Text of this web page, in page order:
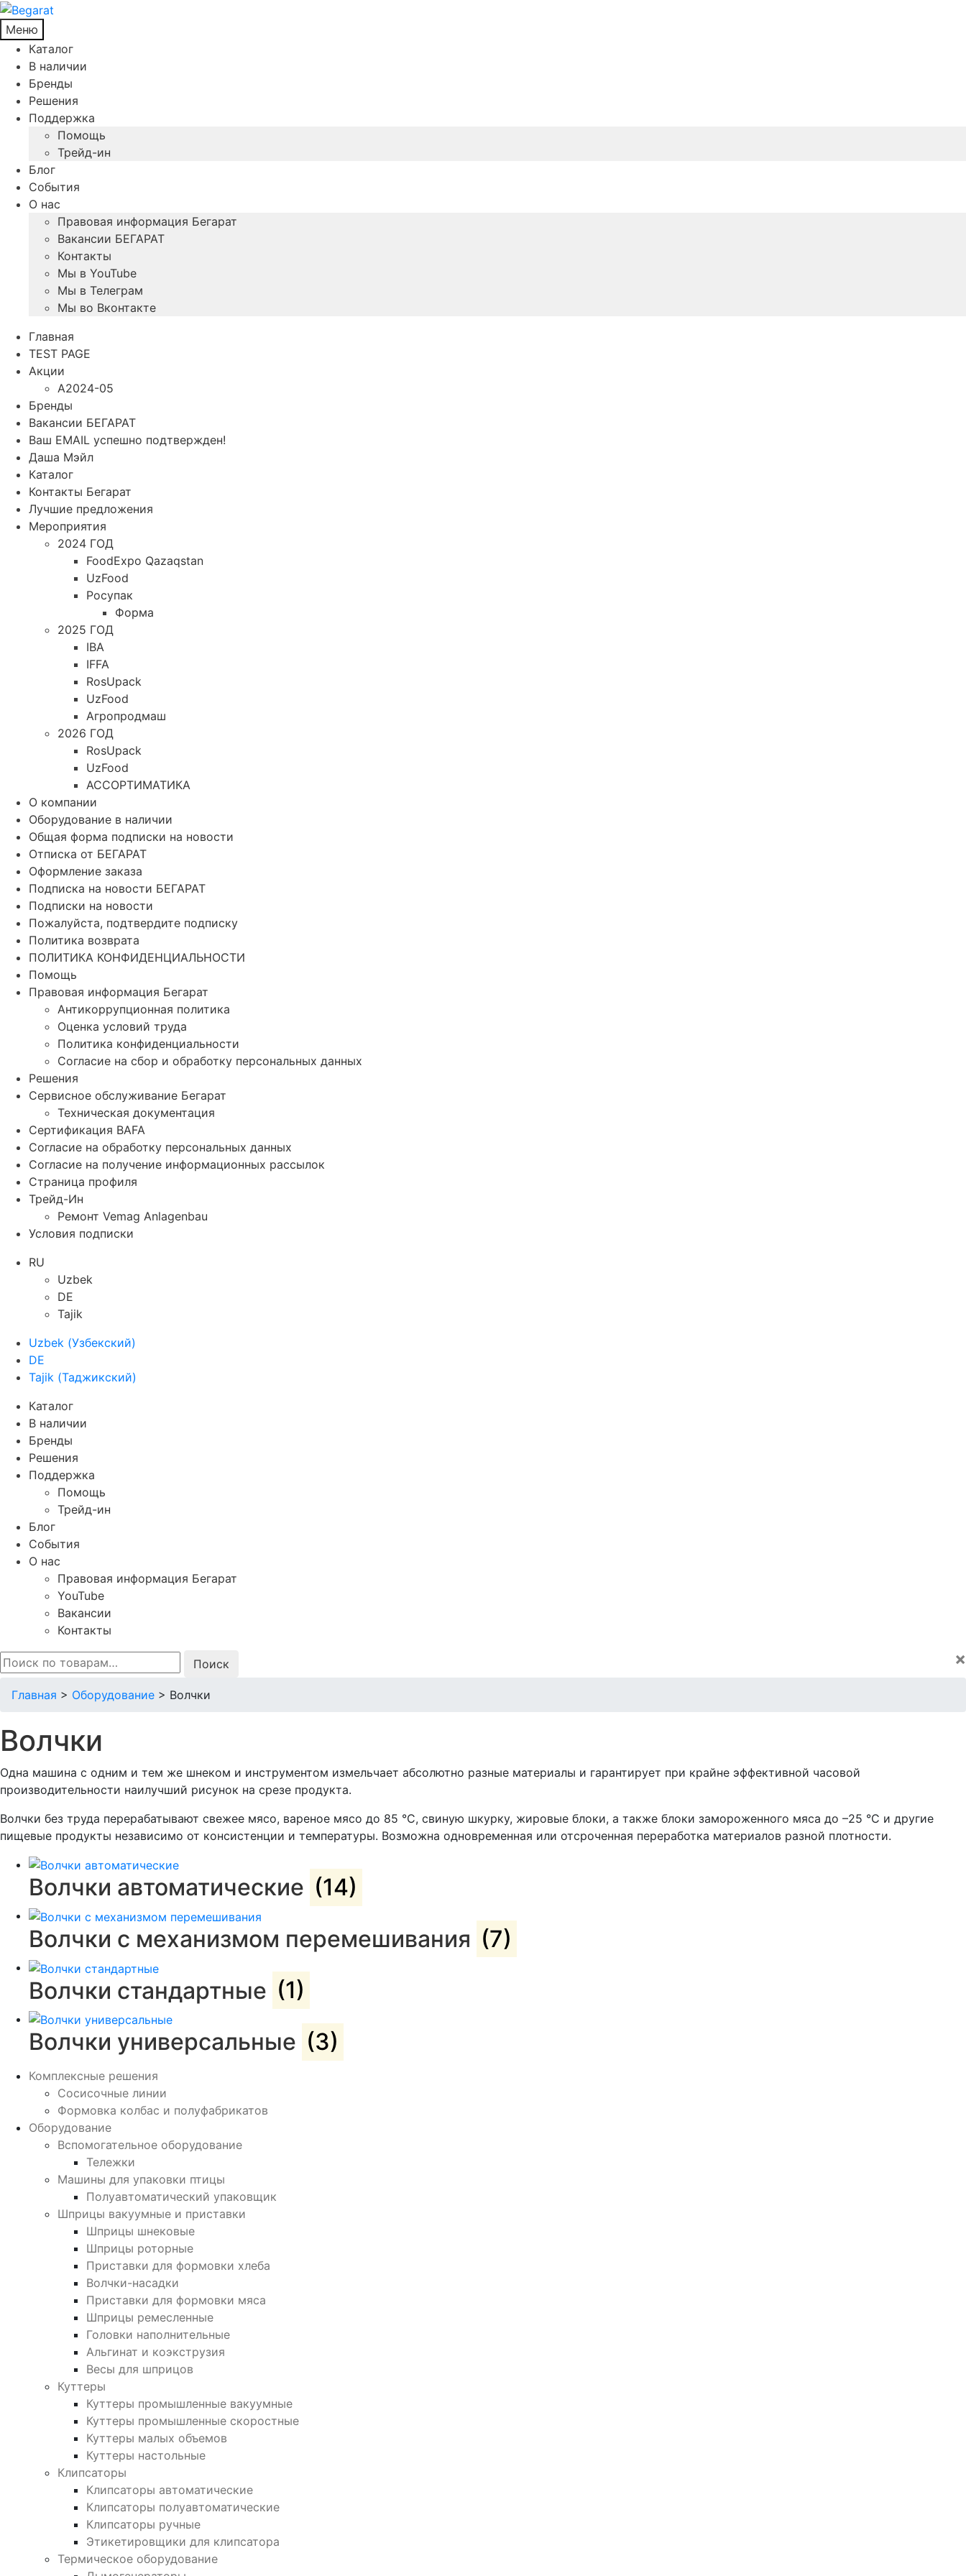
Меню
Каталог
В наличии
Бренды
Решения
Поддержка
Помощь
Трейд-ин
Блог
События
О нас
Правовая информация Бегарат
Вакансии БЕГАРАТ
Контакты
Мы в YouTube
Мы в Телеграм
Мы во Вконтакте
Главная
TEST PAGE
Акции
A2024-05
Бренды
Вакансии БЕГАРАТ
Ваш EMAIL успешно подтвержден!
Даша Мэйл
Каталог
Контакты Бегарат
Лучшие предложения
Мероприятия
2024 ГОД
FoodExpo Qazaqstan
UzFood
Росупак
Форма
2025 ГОД
IBA
IFFA
RosUpack
UzFood
Агропродмаш
2026 ГОД
RosUpack
UzFood
АССОРТИМАТИКА
О компании
Оборудование в наличии
Общая форма подписки на новости
Отписка от БЕГАРАТ
Оформление заказа
Подписка на новости БЕГАРАТ
Подписки на новости
Пожалуйста, подтвердите подписку
Политика возврата
ПОЛИТИКА КОНФИДЕНЦИАЛЬНОСТИ
Помощь
Правовая информация Бегарат
Антикоррупционная политика
Оценка условий труда
Политика конфиденциальности
Согласие на сбор и обработку персональных данных
Решения
Сервисное обслуживание Бегарат
Техническая документация
Сертификация BAFA
Согласие на обработку персональных данных
Согласие на получение информационных рассылок
Страница профиля
Трейд-Ин
Ремонт Vemag Anlagenbau
Условия подписки
RU
Uzbek
DE
Tajik
Uzbek (Узбекский)
DE
Tajik (Таджикский)
Каталог
В наличии
Бренды
Решения
Поддержка
Помощь
Трейд-ин
Блог
События
О нас
Правовая информация Бегарат
YouTube
Вакансии
Контакты
Искать:
×
Главная > Оборудование > Волчки
Волчки
Одна машина с одним и тем же шнеком и инструментом измельчает абсолютно разные материалы и гарантирует при крайне эффективной часовой
производительности наилучший рисунок на срезе продукта.
Волчки без труда перерабатывают свежее мясо, вареное мясо до 85 °C, свиную шкурку, жировые блоки, а также блоки замороженного мяса до –25 °C и другие
пищевые продукты независимо от консистенции и температуры. Возможна одновременная или отсроченная переработка материалов разной плотности.
Волчки автоматические (14)
Волчки с механизмом перемешивания (7)
Волчки стандартные (1)
Волчки универсальные (3)
Комплексные решения
Сосисочные линии
Формовка колбас и полуфабрикатов
Оборудование
Вспомогательное оборудование
Тележки
Машины для упаковки птицы
Полуавтоматический упаковщик
Шприцы вакуумные и приставки
Шприцы шнековые
Шприцы роторные
Приставки для формовки хлеба
Волчки-насадки
Приставки для формовки мяса
Шприцы ремесленные
Головки наполнительные
Альгинат и коэкструзия
Весы для шприцов
Куттеры
Куттеры промышленные вакуумные
Куттеры промышленные скоростные
Куттеры малых объемов
Куттеры настольные
Клипсаторы
Клипсаторы автоматические
Клипсаторы полуавтоматические
Клипсаторы ручные
Этикетировщики для клипсатора
Термическое оборудование